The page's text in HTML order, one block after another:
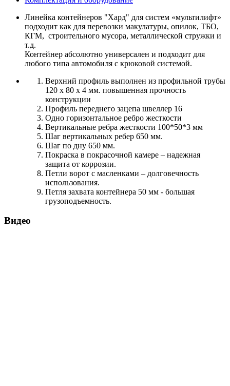
Линейка контейнеров "Хард" для систем «мультилифт»
подходит как для перевозки макулатуры, опилок, ТБО,
КГМ, строительного мусора, металлической стружки и
т.д.
Контейнер абсолютно универсален и подходит для
любого типа автомобиля с крюковой системой.
Верхний профиль выполнен из профильной трубы
120 х 80 х 4 мм. повышенная прочность
конструкции
Профиль переднего зацепа швеллер 16
Одно горизонтальное ребро жесткости
Вертикальные ребра жесткости 100*50*3 мм
Шаг вертикальных ребер 650 мм.
Шаг по дну 650 мм.
Покраска в покрасочной камере – надежная
защита от коррозии.
Петли ворот с масленками – долговечность
использования.
Петля захвата контейнера 50 мм - большая
грузоподъемность.
Видео